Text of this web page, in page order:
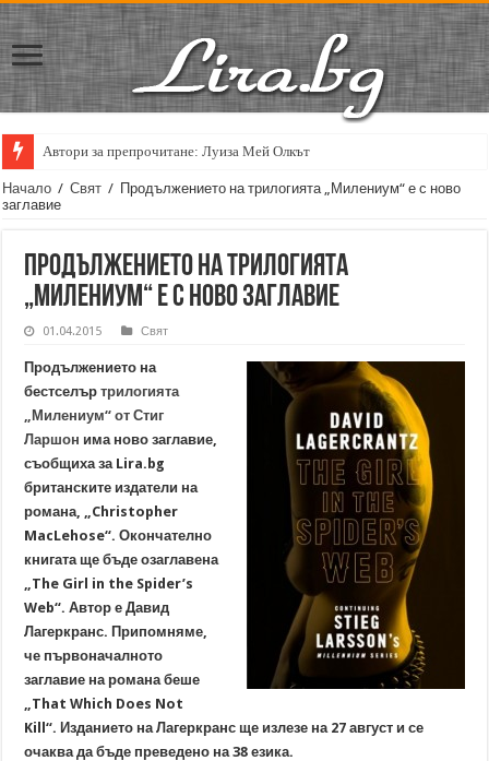
Автори за препрочитане: Луиза Мей Олкът
Кирил Кадийски: „Плачът на големия поет винаги е и сила, и
Начало / Свят / Продължението на трилогията „Милениум“ е с ново
заглавие
Продължението на трилогията
„Милениум“ е с ново заглавие
01.04.2015 Свят
Продължението на
бестселър трилогията
„Милениум“ от Стиг
Ларшон има ново заглавие,
съобщиха за Lira.bg
британските издатели на
романа, „Christopher
MacLehose“. Окончателно
книгата ще бъде озаглавена
„The Girl in the Spider’s
Web“. Автор е Давид
Лагеркранс. Припомняме,
че първоначалното
заглавие на романа беше
„That Which Does Not
Kill“. Изданието на Лагеркранс ще излезе на 27 август и се
очаква да бъде преведено на 38 езика.